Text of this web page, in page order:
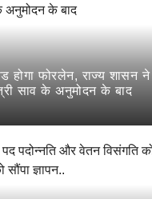
होगा फोरलेन, राज्य शासन
साव के अनुमोदन के बाद